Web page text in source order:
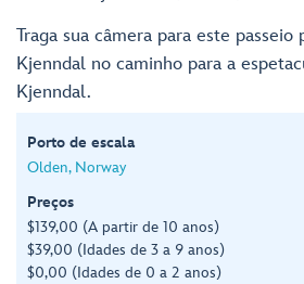
Traga sua câmera para este
Kjenndal no caminho para a
Kjenndal.
Porto de escala
Olden, Norway
Preços
$139,00 (A partir de 10 anos)
$39,00 (Idades de 3 a 9 anos)
$0,00 (Idades de 0 a 2 anos)